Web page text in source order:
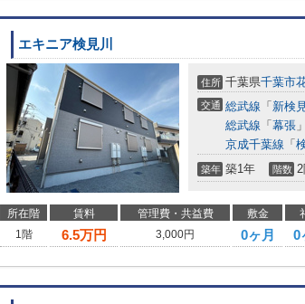
エキニア検見川
住所 千葉県千葉市
交通 総武線 「 新検
総武線 「 幕張
京成千葉線 「
築年 築1年 階数
所在階 賃料 管理費・共益費 敷金
1階
6.5万円 3,000円 0ヶ月 0